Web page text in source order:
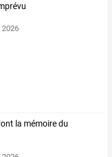
2026
la mémoire du